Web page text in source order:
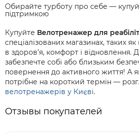
Обирайте турботу про себе —
підтримкою
Купуйте Велотренажер для
спеціалізованих магазинах, таких
в здоров’я, комфорт і відновлення.
забезпечте собі або близьким
повернення до активного життя! А
потрібне на короткий термін —
велотренажерів у Києві.
Отзывы покупателей